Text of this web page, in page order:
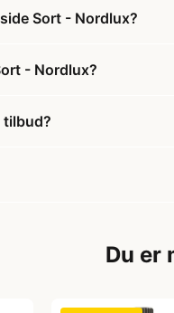
Sort - Nordlux?
- Nordlux?
tilbud?
Du er